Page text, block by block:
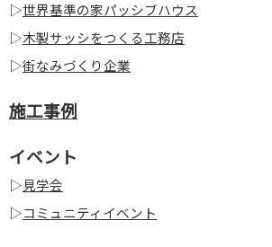
▷世界基準の家パッシブハウス
▷木製サッシをつくる工務店
▷街なみづくり企業
施工事例
イベント
▷ 見学会
▷コミュニティイベント